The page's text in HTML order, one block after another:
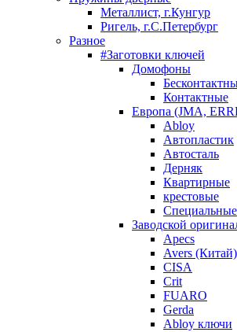
Металлист, г.Кунгур
Ригель, г.С.Петербург
Разное
#Заготовки ключей
Домофоны
Контактные
Европа (JMA,
Abloy
Автопластик
Автосталь
Дерняк
Квартирные
крестовые
Специальные
Заводской
Apecs
Avers (Китай)
CISA
Crit
FUARO
Gerda
Abloy ключи